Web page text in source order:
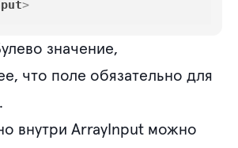
>
значение,
что поле обязательно для
внутри ArrayInput можно